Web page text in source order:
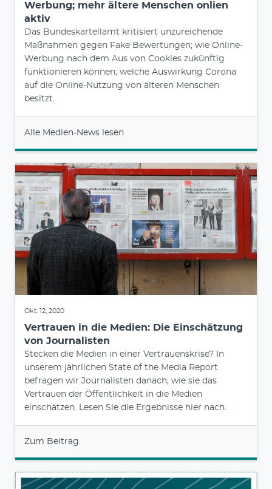
Werbung; mehr ältere Menschen onlien
aktiv
Das Bundeskartellamt kritisiert unzureichende
Maßnahmen gegen Fake Bewertungen; wie Online-
Werbung nach dem Aus von Cookies zukünftig
funktionieren können; welche Auswirkung Corona
auf die Online-Nutzung von älteren Menschen
besitzt.
Alle Medien-News lesen
Okt. 12, 2020
Vertrauen in die Medien: Die Einschätzung
von Journalisten
Stecken die Medien in einer Vertrauenskrise? In
unserem jährlichen State of the Media Report
befragen wir Journalisten danach, wie sie das
Vertrauen der Öffentlichkeit in die Medien
einschätzen. Lesen Sie die Ergebnisse hier nach.
Zum Beitrag